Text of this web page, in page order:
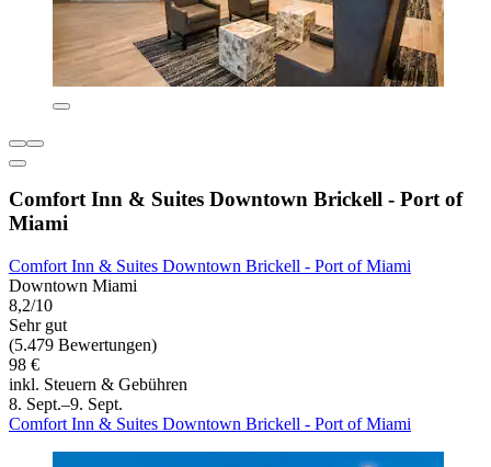
Comfort Inn & Suites Downtown Brickell - Port of
Miami
Comfort Inn & Suites Downtown Brickell - Port of Miami
Downtown Miami
8,2/10
Sehr gut
(5.479 Bewertungen)
98 €
inkl. Steuern & Gebühren
8. Sept.–9. Sept.
Comfort Inn & Suites Downtown Brickell - Port of Miami